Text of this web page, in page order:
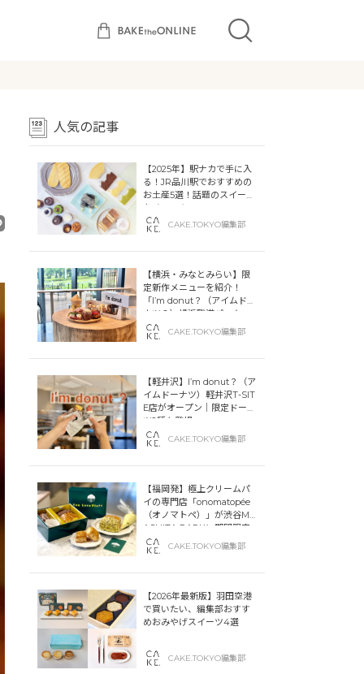
人気の記事
【2025年】駅ナカで手に入
る！JR品川駅でおすすめの
お土産5選！話題のスイーツ
をチェック
CAKE.TOKYO編集部
【横浜・みなとみらい】限
定新作メニューを紹介！
「I’m donut？（アイムドー
ナツ？）横浜臨港パーク」
「dacō（ダコー）横浜臨港
パーク」横浜ティンバーワ
CAKE.TOKYO編集部
【軽井沢】I’m donut？（ア
イムドーナツ）軽井沢T-SIT
E店がオープン｜限定ドーナ
ツ2種も登場
CAKE.TOKYO編集部
【福岡発】極上クリームパ
イの専門店「onomatopée
（オノマトペ）」が渋谷MIY
ASHITA PARKに期間限定
オープン！CAKE.TOKYO編集部
【2026年最新版】羽田空港
で買いたい、編集部おすす
めおみやげスイーツ4選
CAKE.TOKYO編集部